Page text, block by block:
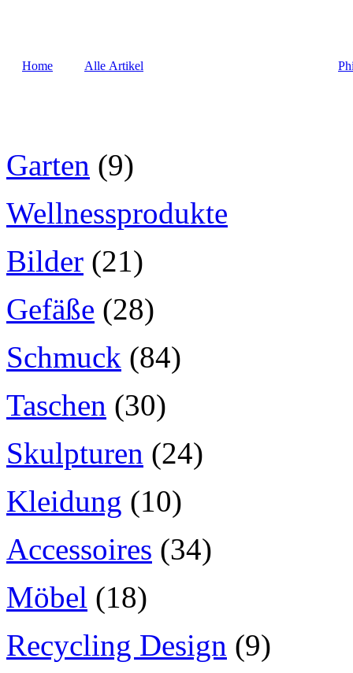
Home Alle Artikel
Garten (9)
Wellnessprodukte
Bilder (21)
Gefäße (28)
Schmuck (84)
Taschen (30)
Skulpturen (24)
Kleidung (10)
Accessoires (34)
Möbel (18)
Recycling Design (9)